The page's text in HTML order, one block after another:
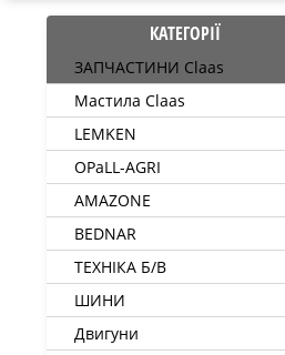
КАТЕГОРІЇ
ЗАПЧАСТИНИ Claas
Мастила Claas
LEMKEN
OPaLL-AGRI
AMAZONE
BEDNAR
ТЕХНІКА Б/В
ШИНИ
Двигуни